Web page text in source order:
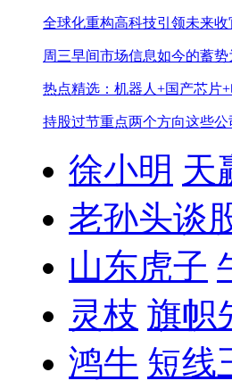
全球化重构高科技引领未来收
周三早间市场信息如今的蓄势
热点精选：机器人+国产芯片
持股过节重点两个方向这些公
徐小明 天
老孙头谈
山东虎子
灵枝 旗帜
鸿牛 短线